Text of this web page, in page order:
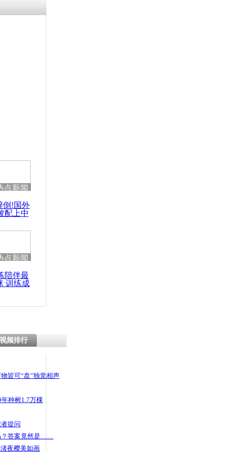
点新闻
倒!国外
配上中
点新闻
陪伴最
训练成
频排行
皆可“盘”独觉相声
种树1.7万棵
提问
？答案竟然是……
夜樱美如画